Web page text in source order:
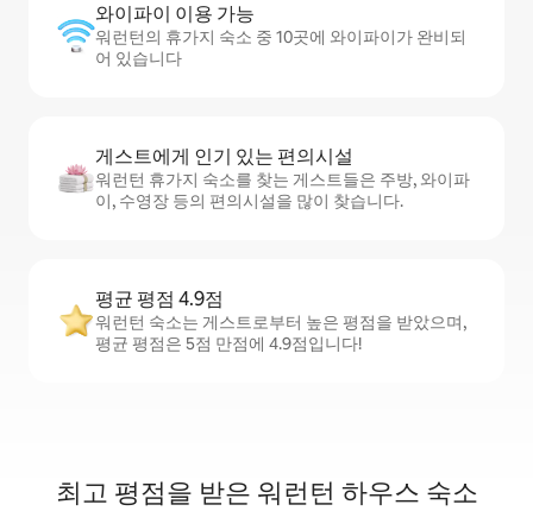
와이파이 이용 가능
워런턴의 휴가지 숙소 중 10곳에 와이파이가 완비되
어 있습니다
게스트에게 인기 있는 편의시설
워런턴 휴가지 숙소를 찾는 게스트들은 주방, 와이파
이, 수영장 등의 편의시설을 많이 찾습니다.
평균 평점 4.9점
워런턴 숙소는 게스트로부터 높은 평점을 받았으며,
평균 평점은 5점 만점에 4.9점입니다!
최고 평점을 받은 워런턴 하우스 숙소